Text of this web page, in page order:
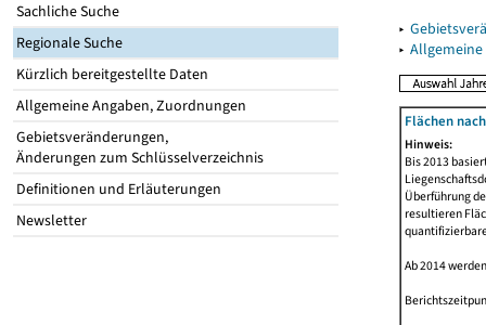
Sachliche Suche
Regionale Suche
Kürzlich bereitgestellte Daten
Allgemeine Angaben, Zuordnungen
Gebietsveränderungen,
Änderungen zum Schlüsselverzeichnis
Definitionen und Erläuterungen
Newsletter
▸
▸
Flächen
Hinweis:
Bis 2013
Überführung
resultieren
Ab 2014